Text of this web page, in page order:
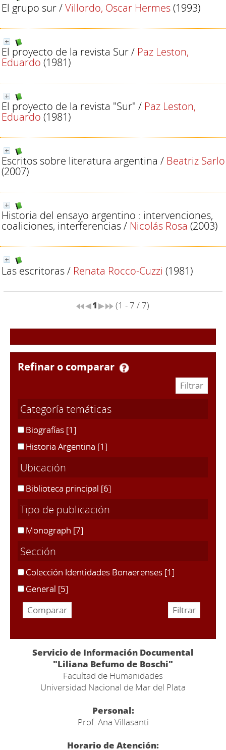
El grupo sur/Villordo, Oscar Hermes(1993)
El proyecto de la revista Sur/ Paz Leston,
Eduardo (1981)
El proyecto de la revista "Sur" / Paz Leston,
Eduardo (1981)
Escritos sobre literatura argentina / Beatriz Sarlo
(2007)
Historia del ensayo argentino : intervenciones,
coaliciones, interferencias/ Nicolás Rosa (2003)
Las escritoras/ Renata Rocco-Cuzzi (1981)
1 (1 - 7 / 7)
refinar o comparar
Categoría temáticas
Biografías [1]
Historia Argentina [1]
Ubicación
Biblioteca principal [6]
Tipo de publicación
Monograph [7]
Sección
Colección Identidades Bonaerenses [1]
General [5]
Servicio de Información Documental
"Liliana Befumo de Boschi"
Facultad de Humanidades
Universidad Nacional de Mar del Plata
Personal:
Prof. Ana Villasanti
Horario de Atención: